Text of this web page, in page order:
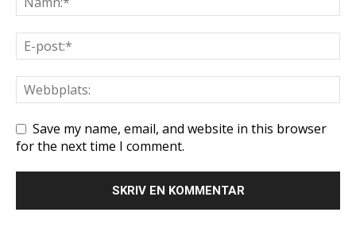
Save my name, email, and website in this browser
for the next time I comment.